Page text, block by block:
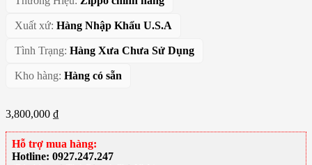
Xuất xứ: Hàng Nhập Khẩu U.S.A
Tình Trạng: Hàng Xưa Chưa Sử Dụng
Kho hàng: Hàng có sẵn
3,800,000 ₫
Hỗ trợ mua hàng:
Hotline: 0927.247.247